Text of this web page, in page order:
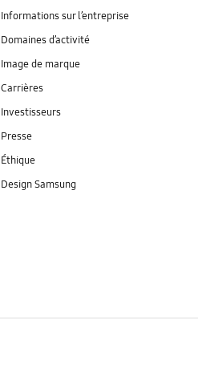
Informations sur l’entreprise
Domaines d’activité
Image de marque
Carrières
Investisseurs
Presse
Éthique
Design Samsung